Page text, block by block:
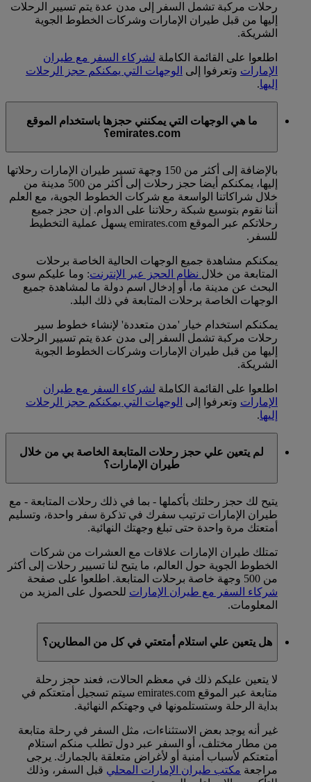
رحلات مركبة تشمل السفر إلى مدن عدة يتم تسيير الرحلات
إليها من قبل طيران الإمارات وشركات الخطوط الجوية
الشريكة.
اطلعوا على القائمة الكاملة لشركاء السفر مع طيران
الإمارات وتعرفوا إلى الوجهات التي يمكنكم حجز الرحلات
إليها.
ما هي الوجهات التي يمكنني حجزها باستخدام الموقع
emirates.com؟
بالإضافة إلى أكثر من 150 وجهة تسير طيران الإمارات رحلاتها
إليها، يمكنكم أيضا حجز رحلات إلى أكثر من 500 مدينة من
خلال شراكاتنا الواسعة مع شركات الخطوط الجوية، مع العلم
أننا نقوم بتوسيع شبكة رحلاتنا على الدوام. إن حجز جميع
رحلاتكم عبر الموقع emirates.com يسهل عملية التخطيط
للسفر.
يمكنكم مشاهدة جميع الوجهات الحالية الخاصة برحلات
المتابعة من خلال نظام الحجز عبر الإنترنت: وما عليكم سوى
البحث عن مدينة ما، أو إدخال اسم دولة ما لمشاهدة جميع
الوجهات الخاصة برحلات المتابعة في ذلك البلد.
يمكنكم استخدام خيار 'مدن متعددة' لإنشاء خطوط سير
رحلات مركبة تشمل السفر إلى مدن عدة يتم تسيير الرحلات
إليها من قبل طيران الإمارات وشركات الخطوط الجوية
الشريكة.
اطلعوا على القائمة الكاملة لشركاء السفر مع طيران
الإمارات وتعرفوا إلى الوجهات التي يمكنكم حجز الرحلات
إليها.
لم يتعين علي حجز رحلات المتابعة الخاصة بي من خلال
طيران الإمارات؟
يتيح لك حجز رحلتك بأكملها - بما في ذلك رحلات المتابعة - مع
طيران الإمارات ترتيب سفرك في تذكرة سفر واحدة، وتسليم
أمتعتك مرة واحدة حتى تبلغ وجهتك النهائية.
تمتلك طيران الإمارات علاقات مع العشرات من شركات
الخطوط الجوية حول العالم، ما يتيح لنا تسيير رحلات إلى أكثر
من 500 وجهة خاصة برحلات المتابعة. اطلعوا على صفحة
شركاء السفر مع طيران الإمارات للحصول على المزيد من
المعلومات.
هل يتعين علي استلام أمتعتي في كل من المطارين؟
لا يتعين عليكم ذلك في معظم الحالات، فعند حجز رحلة
متابعة عبر الموقع emirates.com سيتم تسجيل أمتعتكم في
بداية الرحلة وستستلمونها في وجهتكم النهائية.
غير أنه يوجد بعض الاستثناءات، مثل السفر في رحلة متابعة
من مطار مختلف، أو السفر عبر دول تطلب منكم استلام
أمتعتكم لأسباب أمنية أو لأغراض متعلقة بالجمارك. يرجى
مراجعة مكتب طيران الإمارات المحلي قبل السفر، وذلك